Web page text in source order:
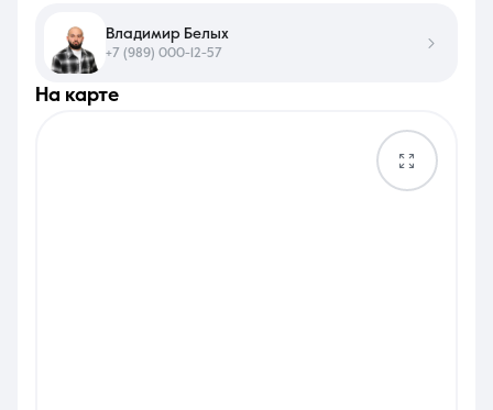
на карте
Владимир Белых
+7 (989) 000-12-57